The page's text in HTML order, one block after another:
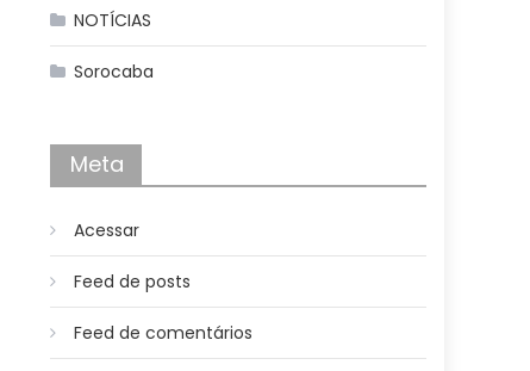
NOTÍCIAS
Sorocaba
Meta
Acessar
Feed de posts
Feed de comentários